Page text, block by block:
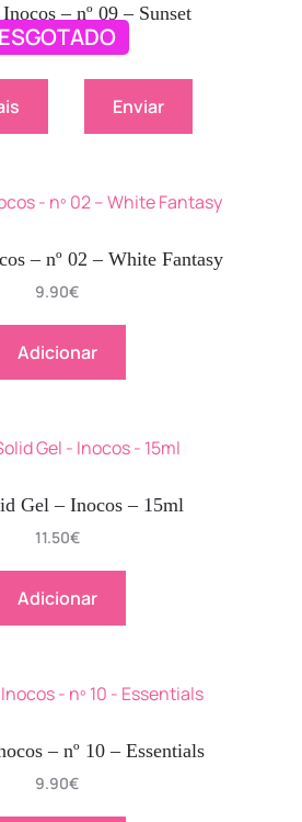
ESGOTADO
– nº 09 – Sunset
9.90 €
Enviar
– nº 02 – White Fantasy
9.90€
Adicionar
Gel – Inocos – 15ml
11.50€
Adicionar
– nº 10 – Essentials
9.90€